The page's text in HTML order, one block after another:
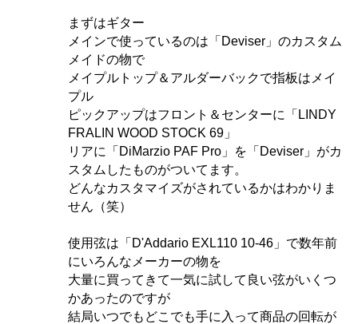
まずはギター
メインで使っているのは「Deviser」のカスタム
メイドの物で
メイプルトップ＆アルダーバックで指板はメイ
プル
ピックアップはフロント＆センターに「LINDY
FRALIN WOOD STOCK 69」
リアに「DiMarzio PAF Pro」を「Deviser」がカ
スタムしたものがついてます。
どんなカスタマイズがされているかはわかりま
せん（笑）
使用弦は「D'Addario EXL110 10-46」で数年前
にいろんなメーカーの物を
大量に買ってきて一気に試して良い弦がいくつ
かあったのですが
結局いつでもどこでも手に入って商品の回転が